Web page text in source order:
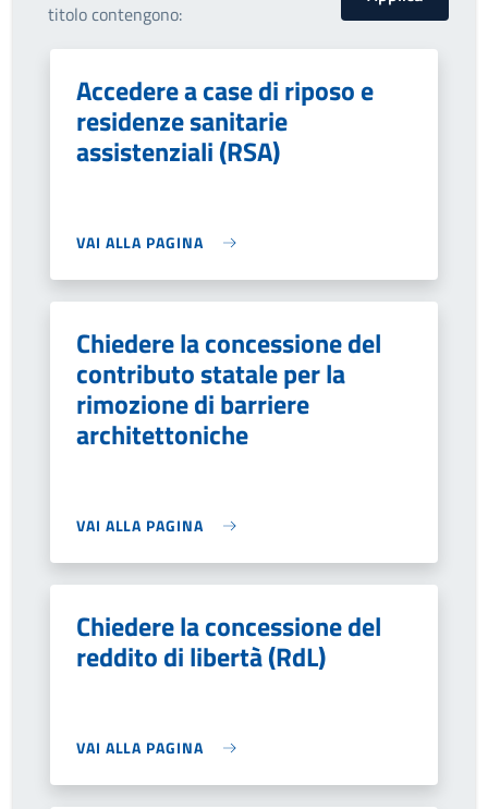
titolo contengono:
Accedere a case di riposo e
residenze sanitarie
assistenziali (RSA)
VAI ALLA PAGINA
Chiedere la concessione del
contributo statale per la
rimozione di barriere
architettoniche
VAI ALLA PAGINA
Chiedere la concessione del
reddito di libertà (RdL)
VAI ALLA PAGINA